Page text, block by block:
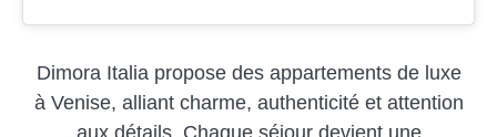
Dimora Italia propose des appartements de luxe
à Venise, alliant charme, authenticité et attention